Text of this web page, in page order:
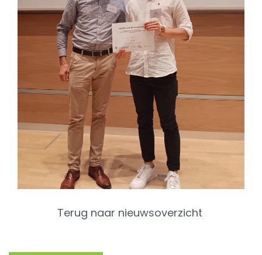
Terug naar nieuwsoverzicht